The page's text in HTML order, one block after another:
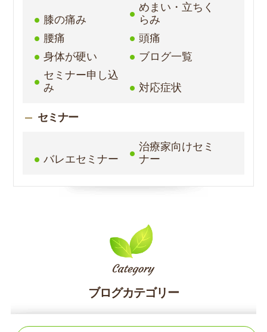
膝の痛み
めまい・立ちく
らみ
腰痛
頭痛
身体が硬い
ブログ一覧
セミナー申し込
み
対応症状
セミナー
バレエセミナー
治療家向けセミ
ナー
ブログカテゴリー